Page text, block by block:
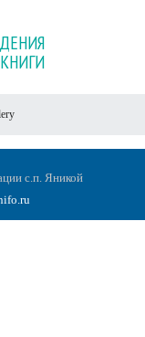
с.п. Яникой